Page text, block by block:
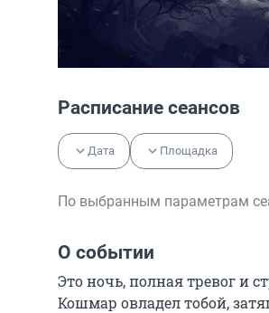
Расписание сеансов
Дата Площадка
По выбранным параметрам
О событии
Это ночь, полная тревог и
Кошмар овладел тобой,